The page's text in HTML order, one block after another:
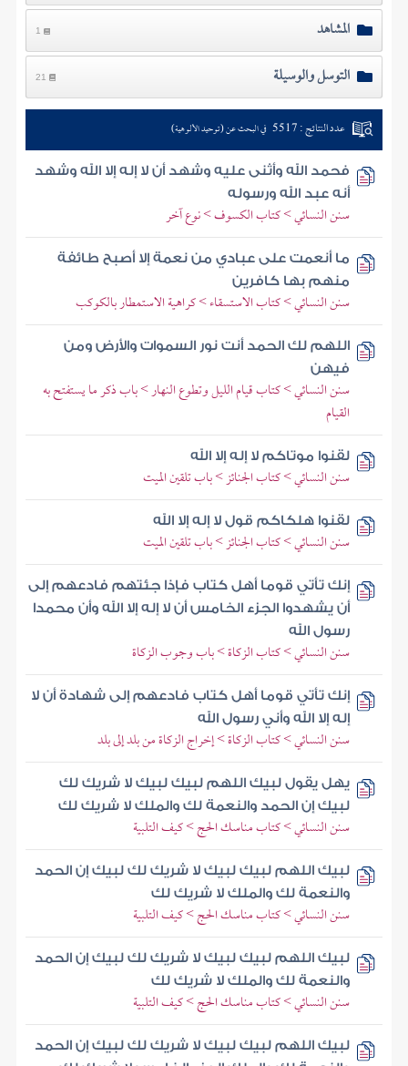
المشاهد 1
التوسل والوسيلة 21
عدد النتائج : 5517 في البحث عن (توحيد الألوهية)
فحمد الله وأثنى عليه وشهد أن لا إله إلا الله وشهد
أنه عبد الله ورسوله
سنن النسائي > كتاب الكسوف > نوع آخر
ما أنعمت على عبادي من نعمة إلا أصبح طائفة
منهم بها كافرين
سنن النسائي > كتاب الاستسقاء > كراهية الاستمطار بالكوكب
اللهم لك الحمد أنت نور السموات والأرض ومن
فيهن
سنن النسائي > كتاب قيام الليل وتطوع النهار > باب ذكر ما يستفتح به
القيام
لقنوا موتاكم لا إله إلا الله
سنن النسائي > كتاب الجنائز > باب تلقين الميت
لقنوا هلكاكم قول لا إله إلا الله
سنن النسائي > كتاب الجنائز > باب تلقين الميت
إنك تأتي قوما أهل كتاب فإذا جئتهم فادعهم إلى
أن يشهدوا الجزء الخامس أن لا إله إلا الله وأن محمدا
رسول الله
سنن النسائي > كتاب الزكاة > باب وجوب الزكاة
إنك تأتي قوما أهل كتاب فادعهم إلى شهادة أن لا
إله إلا الله وأني رسول الله
سنن النسائي > كتاب الزكاة > إخراج الزكاة من بلد إلى بلد
يهل يقول لبيك اللهم لبيك لبيك لا شريك لك
لبيك إن الحمد والنعمة لك والملك لا شريك لك
سنن النسائي > كتاب مناسك الحج > كيف التلبية
لبيك اللهم لبيك لبيك لا شريك لك لبيك إن الحمد
والنعمة لك والملك لا شريك لك
سنن النسائي > كتاب مناسك الحج > كيف التلبية
لبيك اللهم لبيك لبيك لا شريك لك لبيك إن الحمد
والنعمة لك والملك لا شريك لك
سنن النسائي > كتاب مناسك الحج > كيف التلبية
لبيك اللهم لبيك لبيك لا شريك لك لبيك إن الحمد